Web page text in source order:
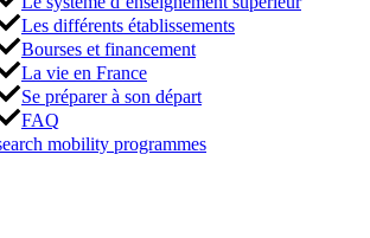
Les différents établissements
Bourses et financement
La vie en France
Se préparer à son départ
FAQ
mobility programmes